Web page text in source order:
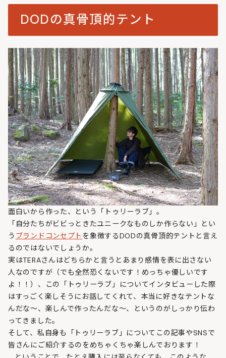
DODの真骨頂的テント
面白いから作った、という「トゥリーラブ」。
「自分たちがビビっときたユニークなものしか作らない」とい
う ブランドコンセプト を象徴するDODの真骨頂的テントと言え
るのではないでしょうか。
実はTERAさんはどちらかと言うとあまり感情を表に出さない
人なのですが（でも全然恐くないです！めっちゃ優しいです
よ！！）、この「トゥリーラブ」についてインタビューした際
はすっごく楽しそうにお話してくれて、本当に好きなテントな
んだな～、楽しんで作ったんだな～、というのがしっかり伝わ
ってきました。
そして、私自身も「トゥリーラブ」についてこの記事やSNSで
皆さんにご紹介するのをめちゃくちゃ楽しんでおります！